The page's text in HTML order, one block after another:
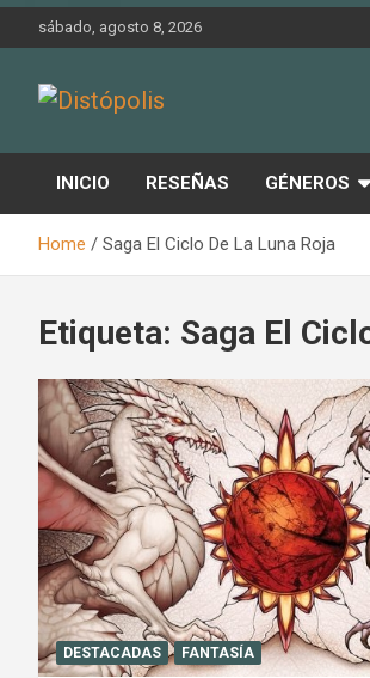
Skip
sábado, agosto 8, 2026
Distópolis
INICIO RESEÑAS GÉNEROS
Home Saga El Ciclo De La Luna Roja
Etiqueta: Saga El
DESTACADAS FANTASÍA